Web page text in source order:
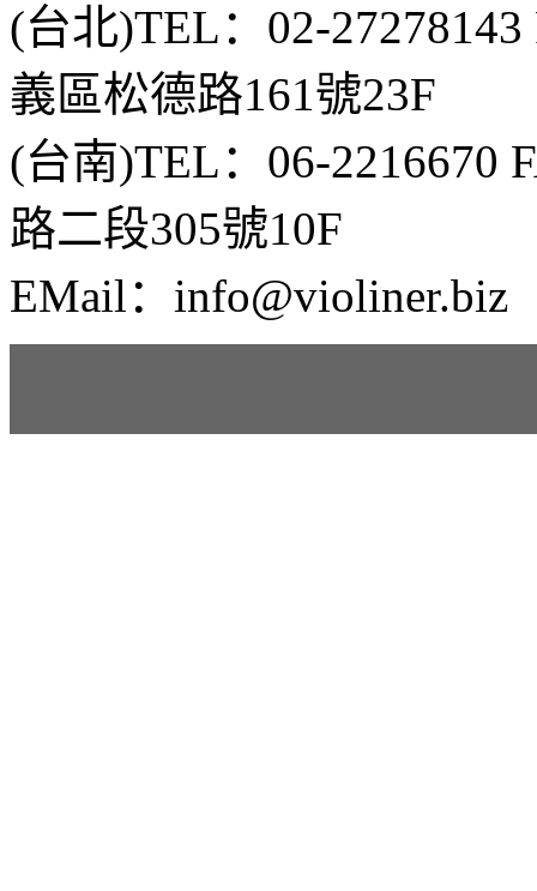
(台北)TEL：02-
義區松德路161號23F
(台南)TEL：06-2216670
路二段305號10F
EMail：info@violiner.biz